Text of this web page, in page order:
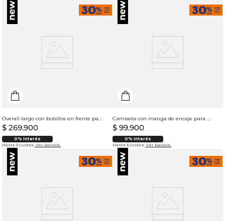
Overall largo con bolsillos en frente para mujer
$ 269.900
0% Interés
Hasta 3 cuotas. Ver bancos.
Camiseta con manga de encaje para mujer
$ 99.900
0% Interés
Hasta 3 cuotas. Ver bancos.